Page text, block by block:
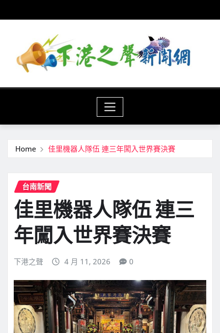
to
Home 佳里機器人隊伍 連三年闖入世界賽決賽
台南新聞
佳里機器人隊伍 連三
年闖入世界賽決賽
下港之聲 4 月 11, 2026 0